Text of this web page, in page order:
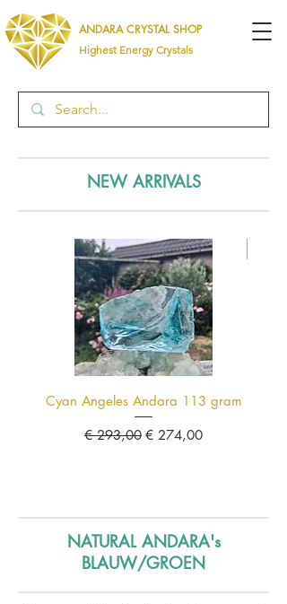
ANDARA CRYSTAL SHOP
Highest Energy Crystals
NEW ARRIVALS
Cyan Angeles Andara 113 gram
Normale prijs
€ 293,00 Verkoopprijs
€ 274,00
NATURAL ANDARA's
BLAUW/GROEN